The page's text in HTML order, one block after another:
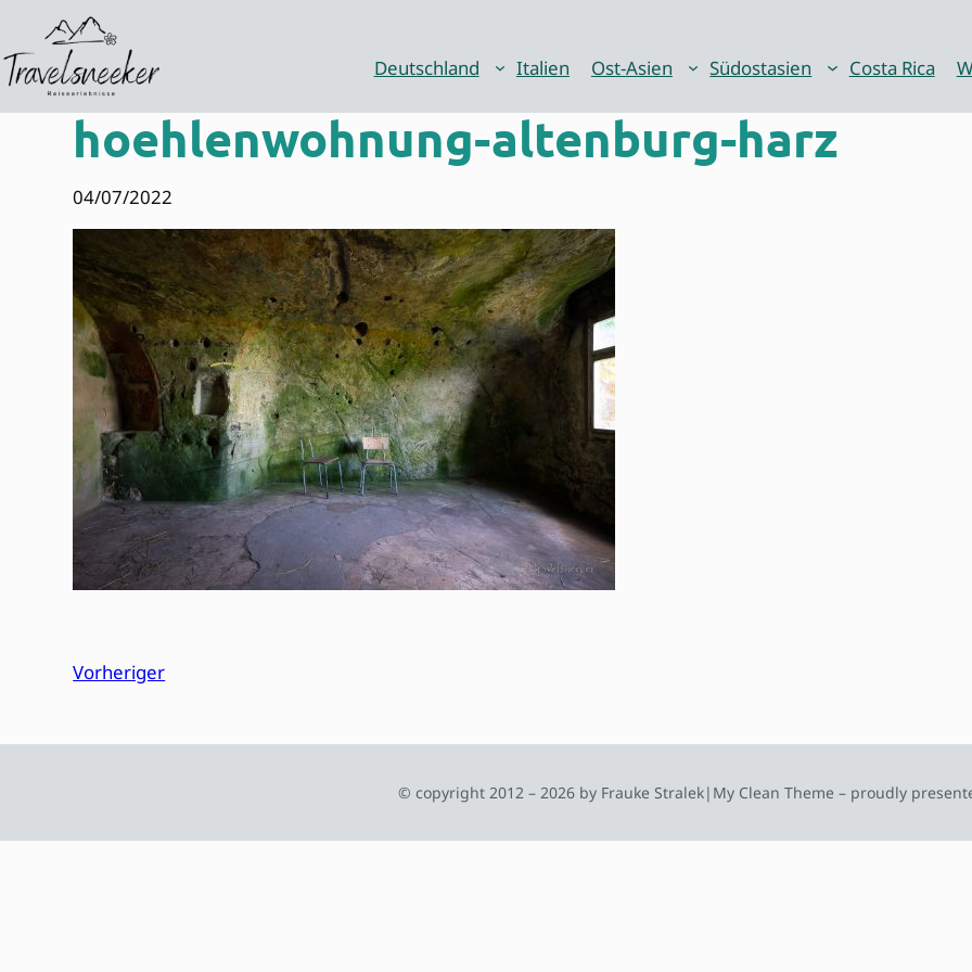
Inhalt
springen
Deutschland Italien Ost-Asien Südostasien Costa Rica
hoehlenwohnung-altenburg-harz
04/07/2022
Vorheriger
© copyright 2012 – 2026 by Frauke Stralek| My Clean Theme – proudly